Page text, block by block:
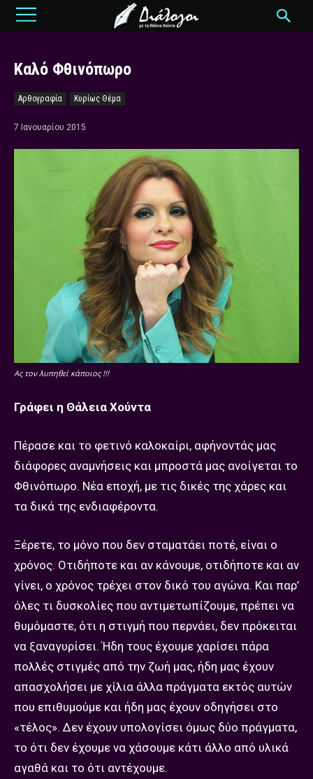
Καλό Φθινόπωρο
Αρθογραφία Κυρίως Θέμα
7 Ιανουαρίου 2015
Ας τον λυπηθεί κάποιος !!!
Γράφει η Θάλεια Χούντα
Πέρασε και το φετινό καλοκαίρι, αφήνοντάς μας
διάφορες αναμνήσεις και μπροστά μας ανοίγεται το
Φθινόπωρο. Νέα εποχή, με τις δικές της χάρες και
τα δικά της ενδιαφέροντα.
Ξέρετε, το μόνο που δεν σταματάει ποτέ, είναι ο
χρόνος. Οτιδήποτε και αν κάνουμε, οτιδήποτε και αν
γίνει, ο χρόνος τρέχει στον δικό του αγώνα. Και παρ’
όλες τι δυσκολίες που αντιμετωπίζουμε, πρέπει να
θυμόμαστε, ότι η στιγμή που περνάει, δεν πρόκειται
να ξαναγυρίσει. Ήδη τους έχουμε χαρίσει πάρα
πολλές στιγμές από την ζωή μας, ήδη μας έχουν
απασχολήσει με χίλια άλλα πράγματα εκτός αυτών
που επιθυμούμε και ήδη μας έχουν οδηγήσει στο
«τέλος». Δεν έχουν υπολογίσει όμως δύο πράγματα,
το ότι δεν έχουμε να χάσουμε κάτι άλλο από υλικά
αγαθά και το ότι αντέχουμε.